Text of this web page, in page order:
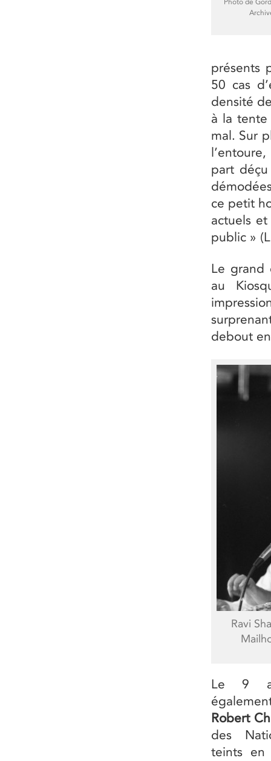
présents
50 cas
densité
à la tente
mal. Sur
part
ce petit
actuels
public »
Le grand
au
debout
Ravi
Le 9
Robert
des
teints en